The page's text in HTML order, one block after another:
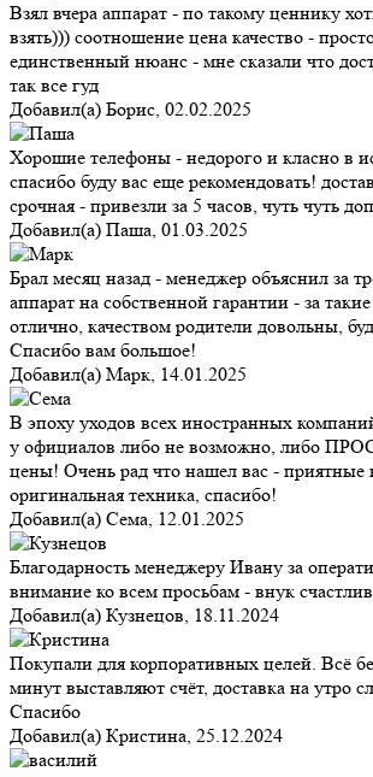
Взял вчера аппарат - по такому ценнику
взять))) соотношение цена качество -
единственный нюанс - мне сказали что
так все гуд
Добавил(а) Борис, 02.02.2025
Хорошие телефоны - недорого и класно в
спасибо буду вас еще рекомендовать!
срочная - привезли за 5 часов, чуть чуть
Добавил(а) Паша, 01.03.2025
Брал месяц назад - менеджер объяснил за
аппарат на собственной гарантии - за
отлично, качеством родители довольны,
Спасибо вам большое!
Добавил(а) Марк, 14.01.2025
В эпоху уходов всех иностранных
у официалов либо не возможно, либо
цены! Очень рад что нашел вас - приятные
оригинальная техника, спасибо!
Добавил(а) Сема, 12.01.2025
Благодарность менеджеру Ивану за
внимание ко всем просьбам - внук
Добавил(а) Кузнецов, 18.11.2024
Покупали для корпоративных целей. Всё
минут выставляют счёт, доставка на утро
Спасибо
Добавил(а) Кристина, 25.12.2024